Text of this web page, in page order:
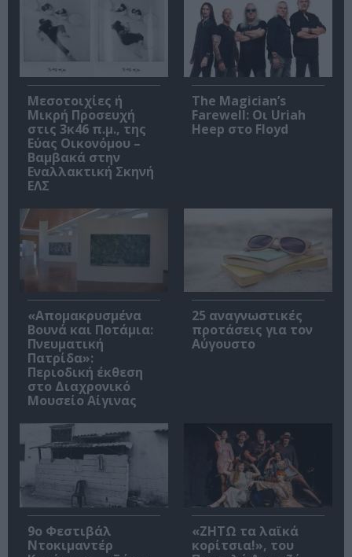
Μεσοτοιχίες ή
Μικρή Προσευχή
στις 3κ46 π.μ., της
Εύας Οικονόμου –
Βαμβακά στην
Εναλλακτική Σκηνή
ΕΛΣ
The Magician’s
Farewell: Οι Uriah
Heep στο Floyd
«Απομακρυσμένα
Βουνά και Ποτάμια:
Πνευματική
Πατρίδα»:
Περιοδική έκθεση
στο Διαχρονικό
Μουσείο Αίγινας
25 αναγνωστικές
προτάσεις για τον
Αύγουστο
9ο Φεστιβάλ
Ντοκιμαντέρ
«ΖΗΤΩ τα λαϊκά
κορίτσια!», του